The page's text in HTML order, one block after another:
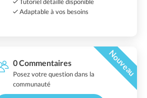
Adaptable à vos besoins
0 Commentaires Nouveau
Posez votre question dans la
communauté